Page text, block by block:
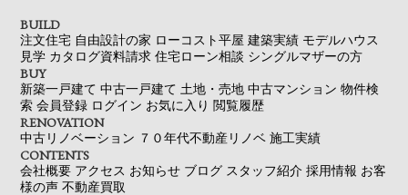
BUILD
注文住宅 自由設計の家 ローコスト平屋 建築実績 モデルハウス
見学 カタログ資料請求 住宅ローン相談 シングルマザーの方
BUY
新築一戸建て 中古一戸建て 土地・売地 中古マンション 物件検
索 会員登録 ログイン お気に入り 閲覧履歴
RENOVATION
中古リノベーション ７０年代不動産リノベ 施工実績
CONTENTS
会社概要 アクセス お知らせ ブログ スタッフ紹介 採用情報 お客
様の声 不動産買取